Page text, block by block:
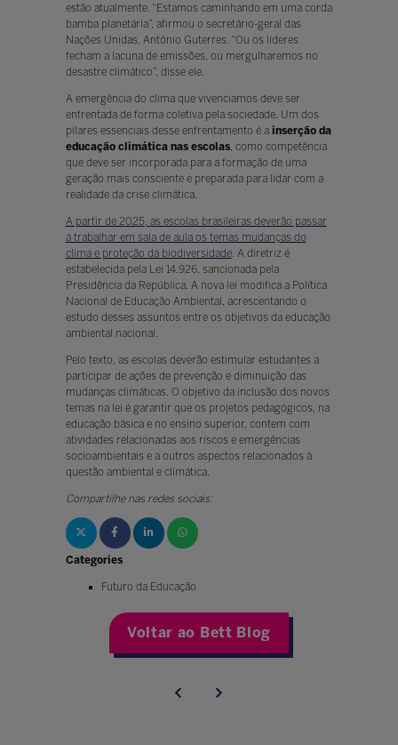
estão atualmente. “Estamos caminhando em uma corda
bamba planetária”, afirmou o secretário-geral das
Nações Unidas, António Guterres. “Ou os líderes
fecham a lacuna de emissões, ou mergulharemos no
desastre climático”, disse ele.
A emergência do clima que vivenciamos deve ser
enfrentada de forma coletiva pela sociedade. Um dos
pilares essenciais desse enfrentamento é a inserção da
educação climática nas escolas, como competência
que deve ser incorporada para a formação de uma
geração mais consciente e preparada para lidar com a
realidade da crise climática.
A partir de 2025, as escolas brasileiras deverão passar
a trabalhar em sala de aula os temas mudanças do
clima e proteção da biodiversidade. A diretriz é
estabelecida pela Lei 14.926, sancionada pela
Presidência da República. A nova lei modifica a Política
Nacional de Educação Ambiental, acrescentando o
estudo desses assuntos entre os objetivos da educação
ambiental nacional.
Pelo texto, as escolas deverão estimular estudantes a
participar de ações de prevenção e diminuição das
mudanças climáticas. O objetivo da inclusão dos novos
temas na lei é garantir que os projetos pedagógicos, na
educação básica e no ensino superior, contem com
atividades relacionadas aos riscos e emergências
socioambientais e a outros aspectos relacionados à
questão ambiental e climática.
Compartilhe nas redes sociais:
Categories
Futuro da Educação
Voltar ao Bett Blog